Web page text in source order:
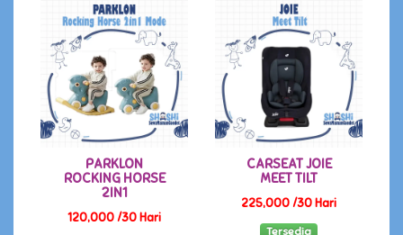
PARKLON
ROCKING HORSE
2IN1
120,000 /30 Hari
CARSEAT JOIE
MEET TILT
225,000 /30 Hari
Tersedia